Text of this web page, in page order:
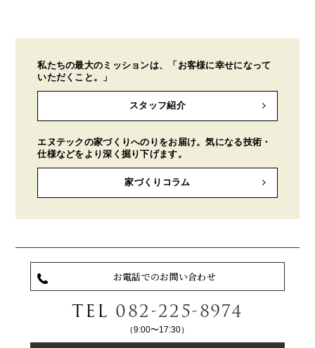
私たちの最大のミッションは、「お客様に幸せになって
いただくこと。」
スタッフ紹介
エヌテックの家づくりへのりをお届け。気になる技術・
仕様などをより深く掘り下げます。
家づくりコラム
お電話でのお問い合わせ
TEL 082-225-8974
（9:00〜17:30）